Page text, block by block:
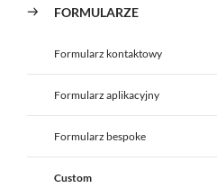
FORMULARZE
Formularz kontaktowy
Formularz aplikacyjny
Formularz bespoke
Custom